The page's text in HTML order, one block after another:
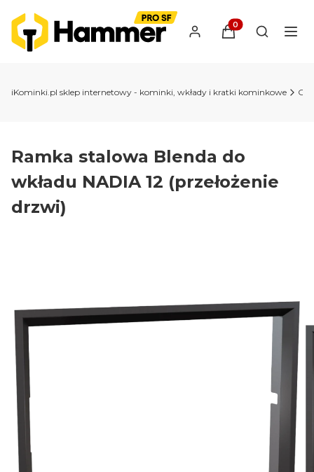
Produkty w
Otwórz
iKominki.pl sklep internetowy - kominki, wkłady i kratki kominkowe
Ramka stalowa Blenda do
wkładu NADIA 12 (przełożenie
drzwi)